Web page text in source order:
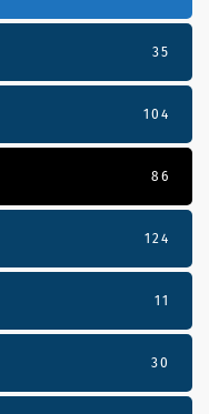
35
104
86
124
11
30